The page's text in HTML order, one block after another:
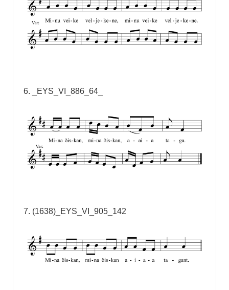
6. _EYS_VI_886_64_
7. (1638)_EYS_VI_905_142